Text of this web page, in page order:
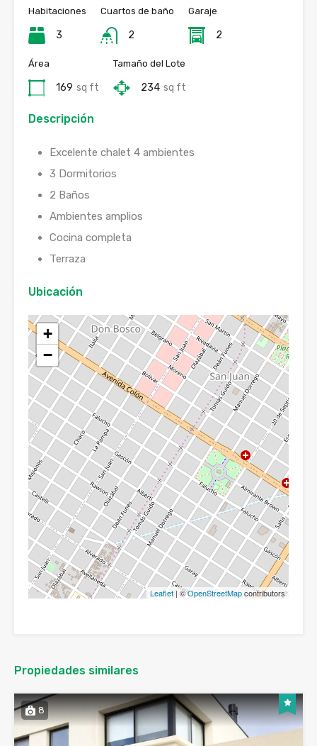
Habitaciones
3
Cuartos de baño
2
Garaje
2
Área
169 sq ft
Tamaño del Lote
234 sq ft
Descripción
Excelente chalet 4 ambientes
3 Dormitorios
2 Baños
Ambientes amplios
Cocina completa
Terraza
Ubicación
+
−
Leaflet | ©OpenStreetMapcontributors
Propiedades similares
8